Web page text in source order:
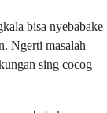
bisa nyebabake
Ngerti masalah
sing cocog